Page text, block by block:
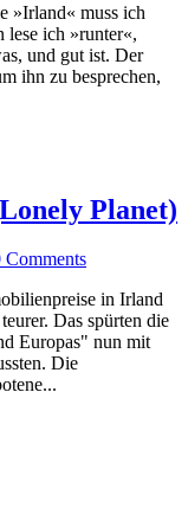
»Irland« muss ich
lese ich »runter«,
und gut ist. Der
ihn zu besprechen,
Planet)
Comments
in Irland
Das spürten die
Europas" nun mit
Die